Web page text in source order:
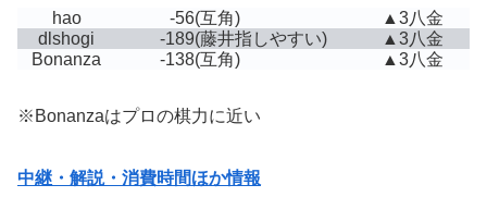
hao -56(互角)
▲3八金
dlshogi
-189(藤井指しやすい)
▲3八金
Bonanza
-138(互角) ▲3八金
※Bonanzaはプロの棋力に近い
中継・解説・消費時間ほか情報